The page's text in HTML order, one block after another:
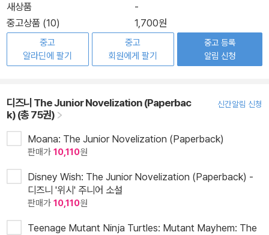
새상품
-
중고상품 (10)
1,700원
중고
알라딘에 팔기
중고
회원에게 팔기
중고 등록
알림 신청
디즈니 The Junior Novelization (Paperbac
k) (총 75권)
신간알림 신청
Moana: The Junior Novelization (Paperback)
판매가 10,110원
Disney Wish: The Junior Novelization (Paperback) -
디즈니 '위시' 주니어 소설
판매가 10,110원
Teenage Mutant Ninja Turtles: Mutant Mayhem: The